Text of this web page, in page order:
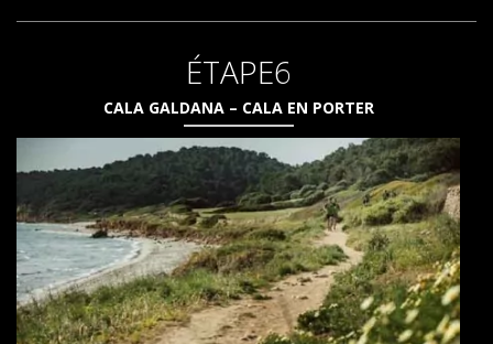
ÉTAPE6
CALA GALDANA – CALA EN PORTER